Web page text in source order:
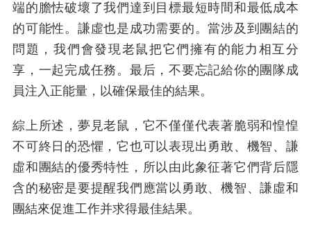
端的膽怯破壞了我們達到目標最短時間和最低成本
的可能性。謙虛也是成功需要的。當涉及到團結的
問題，我們會發現老鼠把它們擁有的能力相互分
享，一起完成任務。最后，不要忘記給你的團隊成
員注入正能量，以確保最佳的結果。
綜上所述，夢見老鼠，它不僅僅代表著脆弱和惶惶
不可終日的恐懼，它也可以表現出勇敢、機智、謙
虛和團結的優秀特性，所以由此象征著它們背后隱
含的秘密是要提醒我們應當以勇敢、機智、謙虛和
團結來促進工作并求得最佳結果。